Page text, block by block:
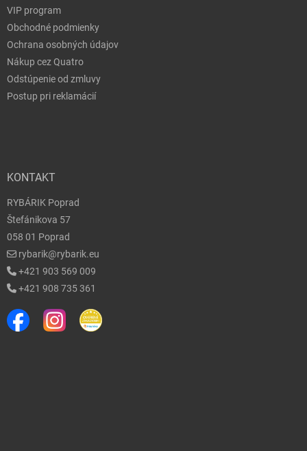
VIP program
Obchodné podmienky
Ochrana osobných údajov
Nákup cez Quatro
Odstúpenie od zmluvy
Postup pri reklamácií
KONTAKT
RYBÁRIK Poprad
Štefánikova 57
058 01 Poprad
rybarik@rybarik.eu
+421 903 569 009
+421 908 735 361